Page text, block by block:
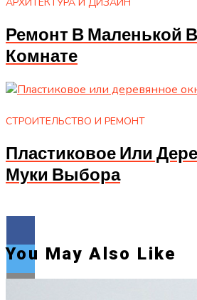
АРХИТЕКТУРА И ДИЗАЙН
Ремонт В Маленькой
Комнате
СТРОИТЕЛЬСТВО И РЕМОНТ
Пластиковое Или
Муки Выбора
You May Also Like